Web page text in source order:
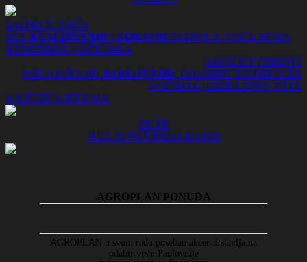
SADNICE VOĆA
BEZ KVALITETNIH I ZDRAVIH SADNICA VOĆA NEMA
NI DOBROG VOĆNJAKA
SAVJETI I TRIKOVI
SVE O UZGOJU PAULOVNIJE, ODABIRU SADNICA ZA
VOĆNJAK, IZGRADNJU VRTA
NAJČEŠĆA PITANJA
RUŽE
NAJLJEPŠI UKRAS BAŠTE
AGROPLAN PONUDA
AGROPLAN u svom radu poseban akcenat stavlja na
odabir vrste Paulovnije